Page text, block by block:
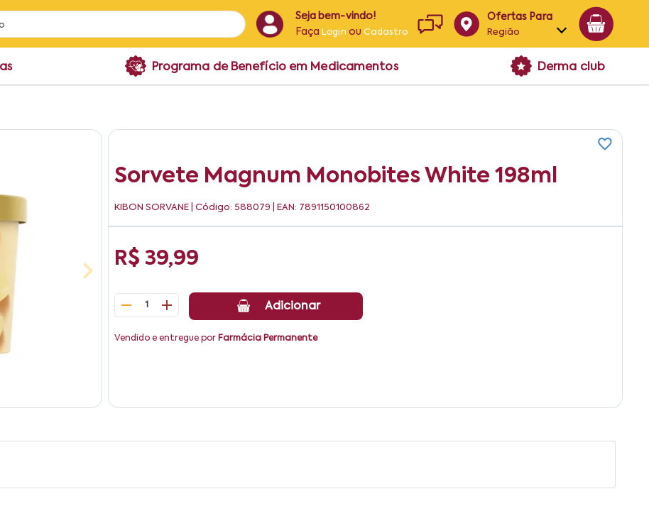
Seja bem-vindo!
Faça Login ouCadastro
Ofertas Para
Região
Alagoas
Programa de Benefício em Medicamentos Derma club
Sorvete Magnum Monobites White 198ml
KIBON SORVANE | Código: 588079 | EAN: 7891150100862
R$ 39,99
1 Adicionar
Vendido e entregue por Farmácia Permanente